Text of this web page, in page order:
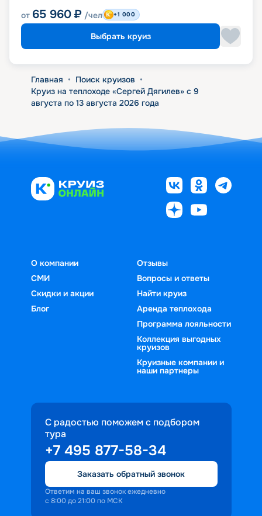
от 65 960 ₽ /чел +1 000
Выбрать круиз
Главная • Поиск круизов •
Круиз на теплоходе «Сергей Дягилев» с 9
августа по 13 августа 2026 года
О компании
СМИ
Скидки и акции
Блог
Отзывы
Вопросы и ответы
Найти круиз
Аренда теплохода
Программа лояльности
Коллекция выгодных
круизов
Круизные компании и
наши партнеры
С радостью поможем с подбором
тура
+7 495 877-58-34
Заказать обратный звонок
Ответим на ваш звонок ежедневно
с 8:00 до 21:00 по МСК